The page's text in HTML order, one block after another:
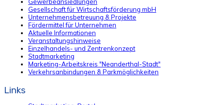
Gesellschaft für Wirtschaftsförderung mbH
Unternehmensbetreuung & Projekte
Fördermittel für Unternehmen
Aktuelle Informationen
Veranstaltungshinweise
Einzelhandels- und Zentrenkonzept
Stadtmarketing
Marketing-Arbeitskreis "Neanderthal-Stadt"
Verkehrsanbindungen & Parkmöglichkeiten
Links